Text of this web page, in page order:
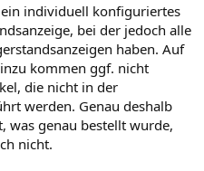
individuell konfiguriertes
bei der jedoch alle
haben. Auf
kommen ggf. nicht
die nicht in der
werden. Genau deshalb
was genau bestellt wurde,
nicht.